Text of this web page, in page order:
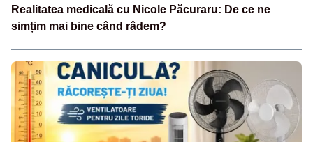
Realitatea medicală cu Nicole Păcuraru: De ce ne
simțim mai bine când râdem?